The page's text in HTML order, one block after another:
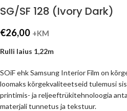
SG/SF 128 (Ivory Dark)
€26,00 +KM
Rulli laius 1,22m
SOiF ehk Samsung Interior Film on
loomaks kõrgekvaliteetseid tulemusi
printimis- ja reljeeftrükitehnoloogia
materjali tunnetus ja tekstuur.